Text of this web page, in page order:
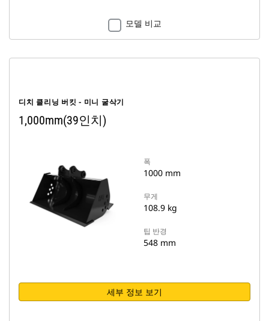
모델 비교
디치 클리닝 버킷 - 미니 굴삭기
1,000mm(39인치)
폭
1000 mm
무게
108.9 kg
팁 반경
548 mm
세부 정보 보기